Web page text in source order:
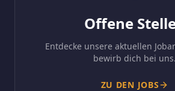
Offene
Entdecke unsere aktuellen
bewirb dich bei uns.
ZU DEN JOBS